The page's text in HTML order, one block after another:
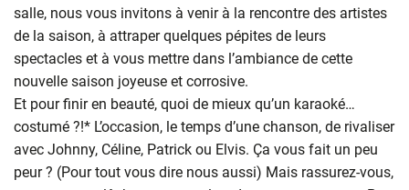
salle, nous vous invitons à venir à la rencontre des artistes
de la saison, à attraper quelques pépites de leurs
spectacles et à vous mettre dans l’ambiance de cette
nouvelle saison joyeuse et corrosive.
Et pour finir en beauté, quoi de mieux qu’un karaoké…
costumé ?!* L’occasion, le temps d’une chanson, de rivaliser
avec Johnny, Céline, Patrick ou Elvis. Ça vous fait un peu
peur ? (Pour tout vous dire nous aussi) Mais rassurez-vous,